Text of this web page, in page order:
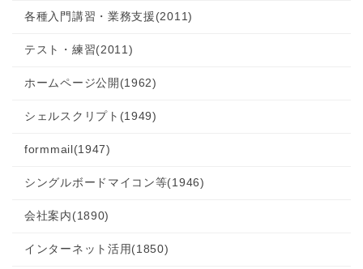
各種入門講習・業務支援(2011)
テスト・練習(2011)
ホームページ公開 (1962)
シェルスクリプト (1949)
formmail(1947)
シングルボードマイコン等(1946)
会社案内(1890)
インターネット活用(1850)